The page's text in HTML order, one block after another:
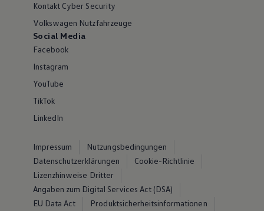
Kontakt Cyber Security
Volkswagen Nutzfahrzeuge
Social Media
Facebook
Instagram
YouTube
TikTok
LinkedIn
Impressum
Nutzungsbedingungen
Datenschutzerklärungen
Cookie-Richtlinie
Lizenzhinweise Dritter
Angaben zum Digital Services Act (DSA)
EU Data Act
Produktsicherheitsinformationen